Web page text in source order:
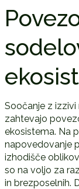
Soočanje z
zahtevajo
ekosistema. Na
napovedovanje
izhodišče
so na voljo za
in brezposelnih.